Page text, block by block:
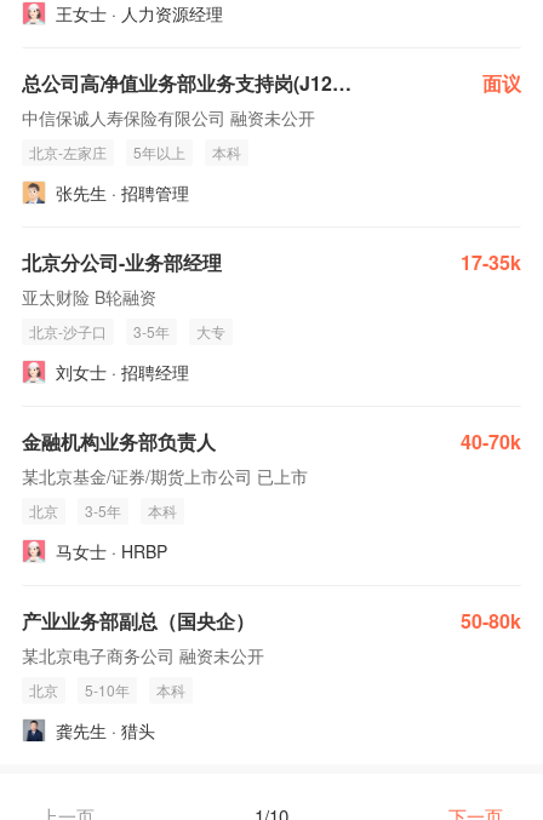
王女士 · 人力资源经理
总公司高净值业务部业务支持岗(J12285) 面议
中信保诚人寿保险有限公司 融资未公开
北京-左家庄 5年以上 本科
张先生 · 招聘管理
北京分公司-业务部经理 17-35k
亚太财险 B轮融资
北京-沙子口 3-5年 大专
刘女士 · 招聘经理
金融机构业务部负责人 40-70k
某北京基金/证券/期货上市公司 已上市
北京 3-5年 本科
马女士 · HRBP
产业业务部副总（国央企） 50-80k
某北京电子商务公司 融资未公开
北京 5-10年 本科
龚先生 · 猎头